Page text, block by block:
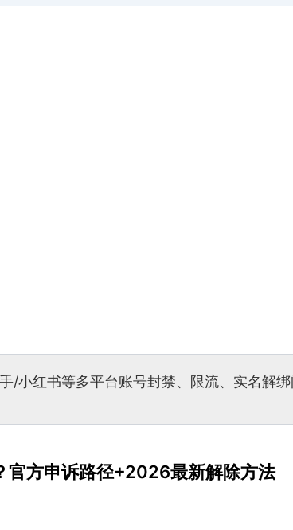
/小红书等多平台账号封禁、限流、实名解绑
官方申诉路径+2026最新解除方法